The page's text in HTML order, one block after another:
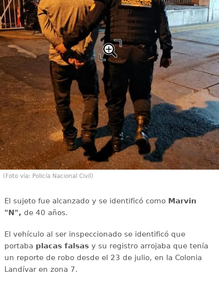
(Foto vía: Policía Nacional Civil)
El sujeto fue alcanzado y se identificó como Marvin
"N", de 40 años.
El vehículo al ser inspeccionado se identificó que
portaba placas falsasy su registro arrojaba que tenía
un reporte de robo desde el 23 de julio, en la Colonia
Landívar en zona 7.